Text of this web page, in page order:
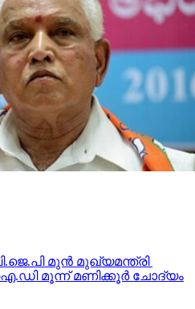
മുൻ മുഖ്യമന്ത്രി
മൂന്ന് മണിക്കൂർ ചോദ്യം